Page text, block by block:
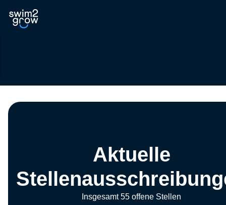
Aktuelle
Insgesamt 55 offene Stellen